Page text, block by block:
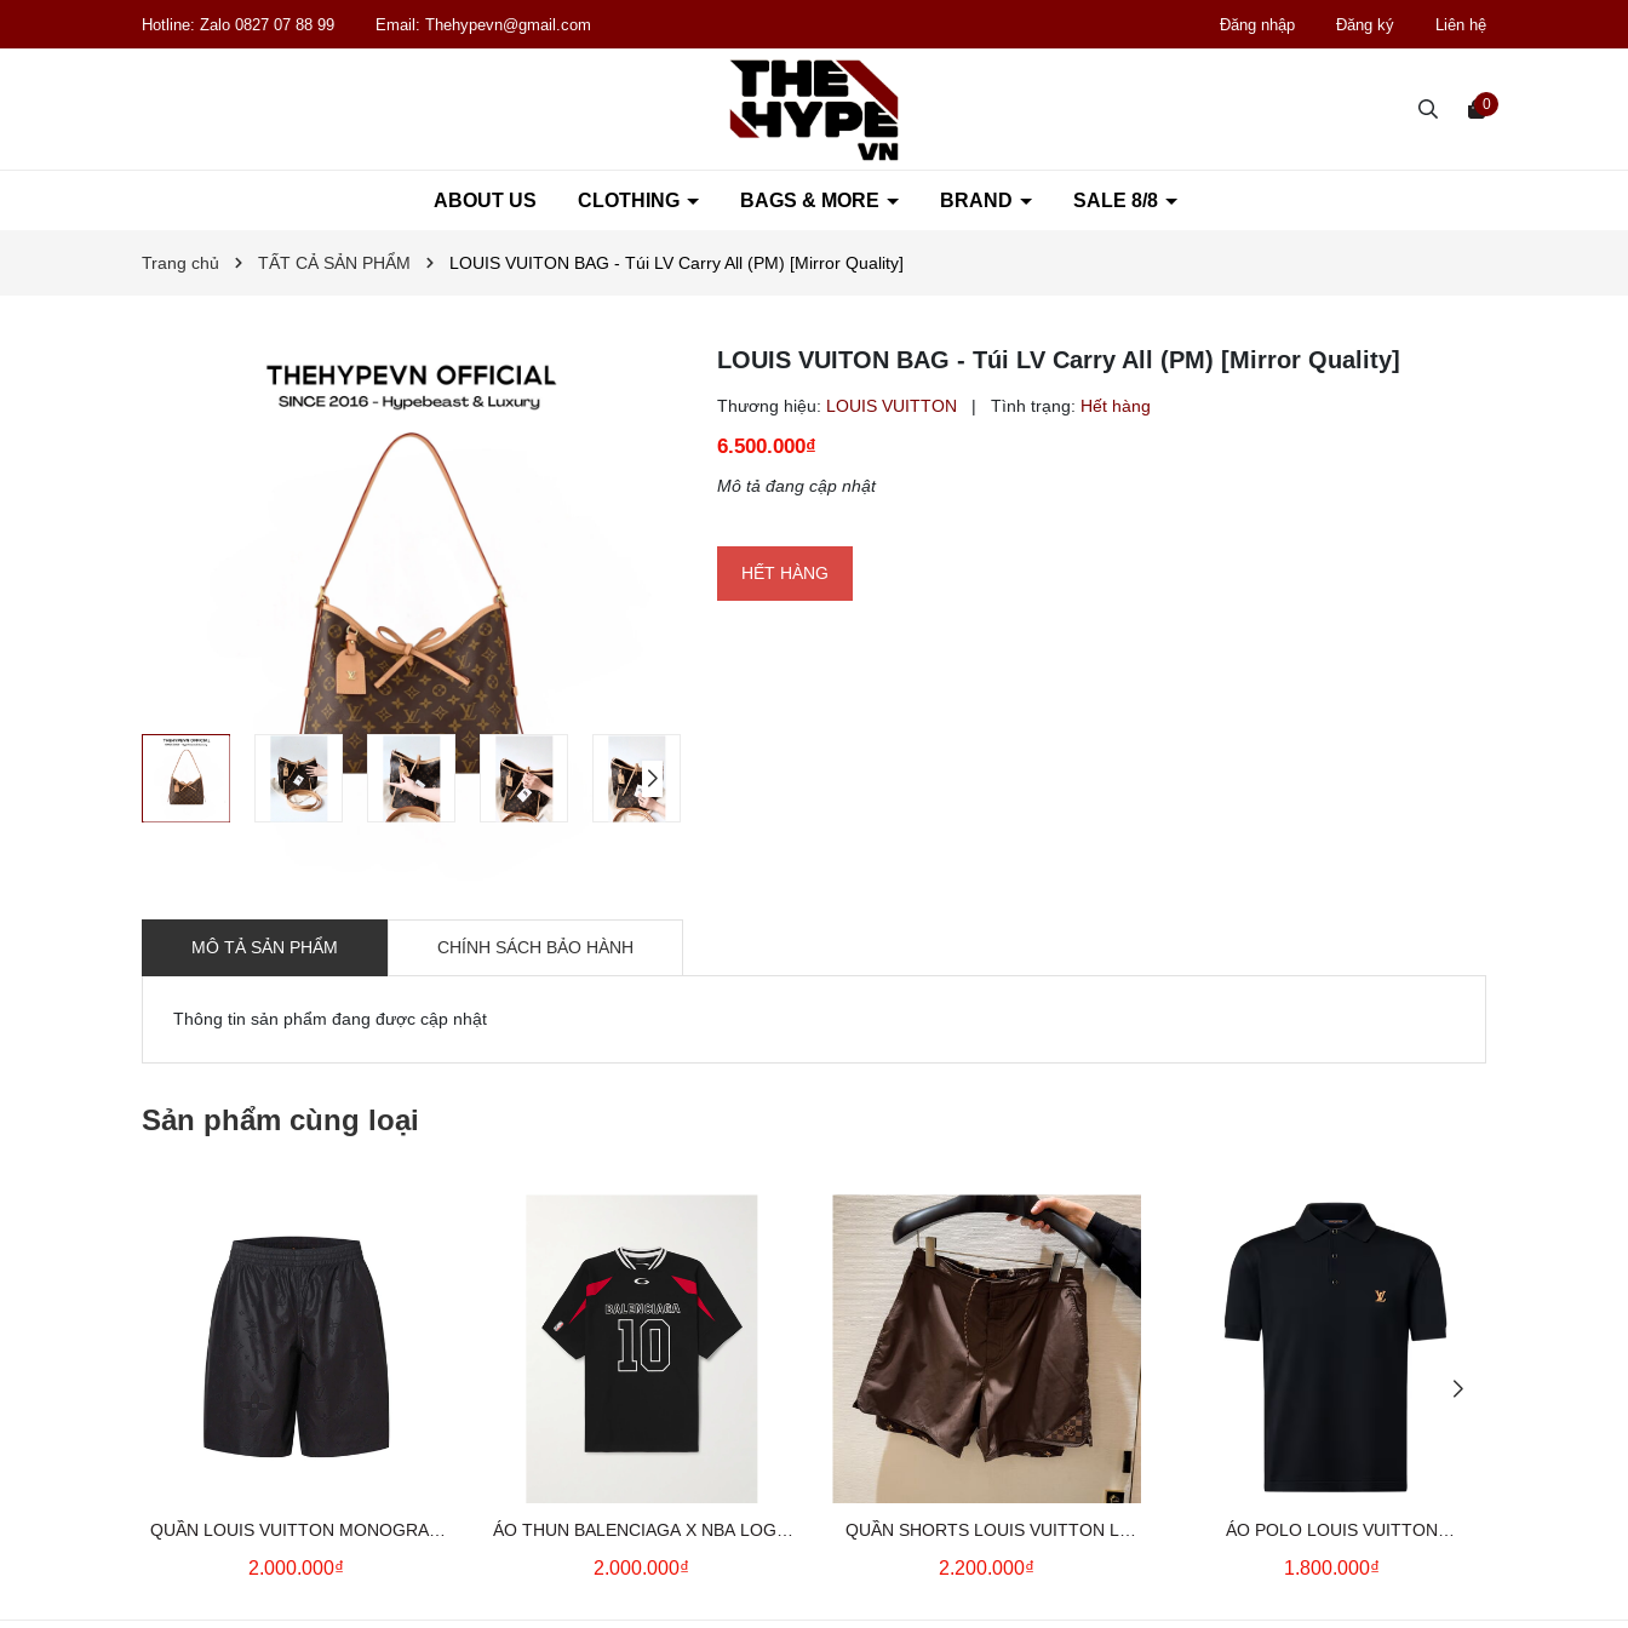
Hotline: Zalo 0827 07 88 99 Email: Thehypevn@gmail.com Đăng nhập Đăng ký Liên hệ
ABOUT US CLOTHING BAGS & MORE BRAND SALE 8/8
0
Trang chủ TẤT CẢ SẢN PHẨM LOUIS VUITON BAG - Túi LV Carry All (PM) [Mirror Quality]
LOUIS VUITON BAG - Túi LV Carry All (PM) [Mirror Quality]
Thương hiệu: LOUIS VUITTON | Tình trạng: Hết hàng
6.500.000₫
Mô tả đang cập nhật
HẾT HÀNG
MÔ TẢ SẢN PHẨM CHÍNH SÁCH BẢO HÀNH
Thông tin sản phẩm đang được cập nhật
Sản phẩm cùng loại
QUẦN LOUIS VUITTON MONOGRAM
MOIRE JACQUARD SILK SHORTS IN
2.000.000₫
ÁO THUN BALENCIAGA X NBA LOGO
COTTON JERSEY T-SHIRT
2.000.000₫
QUẦN SHORTS LOUIS VUITTON LV
MONOGRAM SWIMWEAR (BROWN)
2.200.000₫
ÁO POLO LOUIS VUITTON
SIGNATURE LOGO (BLACK)
1.800.000₫